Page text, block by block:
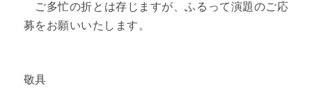
ご多忙の折とは存じますが、ふるって演題のご応
募をお願いいたします。
敬具